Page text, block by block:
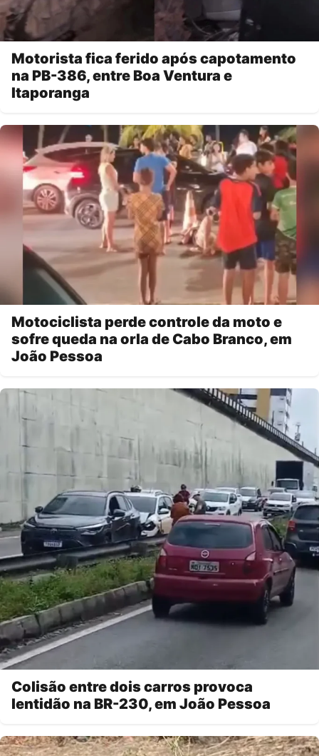
Motorista fica ferido após capotamento
na PB-386, entre Boa Ventura e
Itaporanga
Motociclista perde controle da moto e
sofre queda na orla de Cabo Branco, em
João Pessoa
Colisão entre dois carros provoca
lentidão na BR-230, em João Pessoa